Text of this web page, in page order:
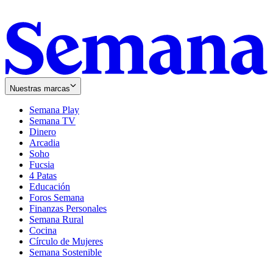
Nuestras marcas
Semana Play
Semana TV
Dinero
Arcadia
Soho
in
new
window
Fucsia
in
new
window
4 Patas
Educación
Foros Semana
Finanzas Personales
Semana Rural
Cocina
Círculo de Mujeres
Semana Sostenible